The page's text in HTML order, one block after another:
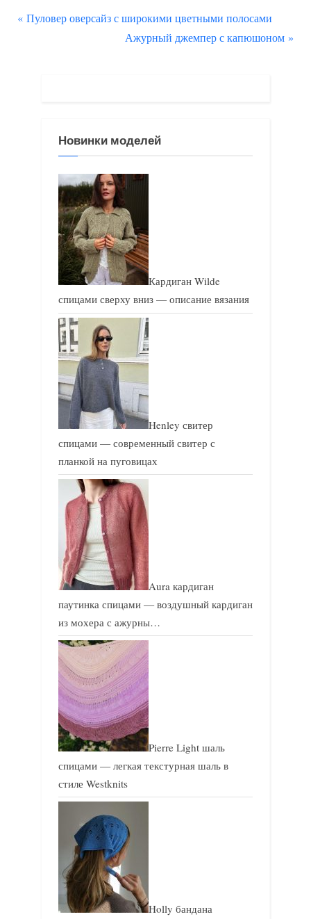
Навигация
П
Пуловер оверсайз с широкими цветными полосами
С
а
я
з
а
п
и
с
ь
Ажурный джемпер с капюшоном
Новинки моделей
Кардиган Wilde
спицами сверху вниз — описание вязания
Henley свитер
спицами — современный свитер с
планкой на пуговицах
Aura кардиган
паутинка спицами — воздушный кардиган
из мохера с ажурны…
Pierre Light шаль
спицами — легкая текстурная шаль в
стиле Westknits
Holly бандана